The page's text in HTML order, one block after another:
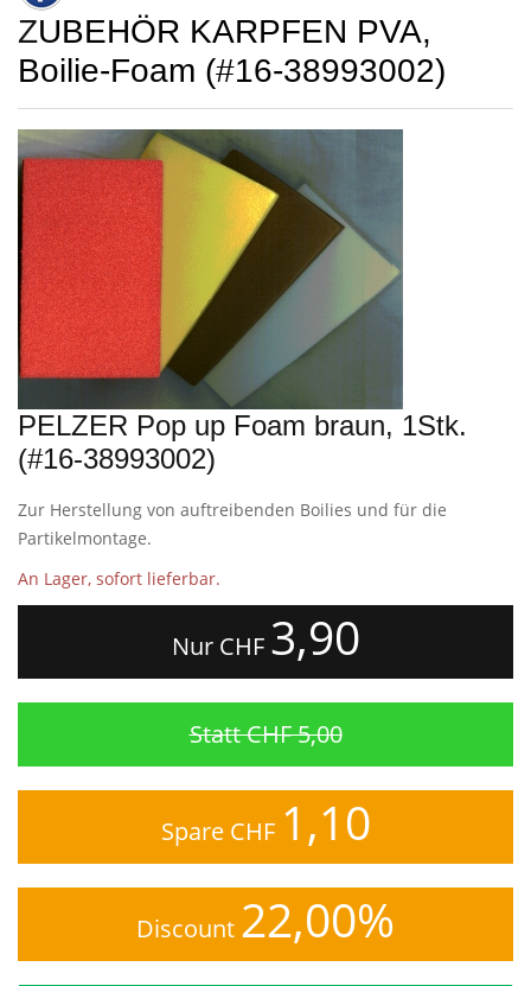
ZUBEHÖR KARPFEN PVA,
Boilie-Foam (#16-38993002)
PELZER Pop up Foam braun, 1Stk.
(#16-38993002)
Zur Herstellung von auftreibenden Boilies und für die
Partikelmontage.
An Lager, sofort lieferbar.
Nur CHF 3,90
Statt CHF 5,00
Spare CHF 1,10
Discount 22,00%